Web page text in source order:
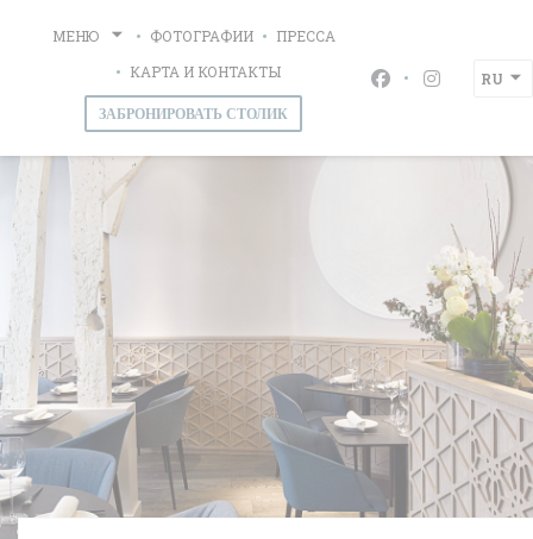
МЕНЮ ФОТОГРАФИИ
ПРЕССА
КАРТА И КОНТАКТЫ
ЗАБРОНИРОВАТЬ СТОЛИК
FacebookInstagram
RU